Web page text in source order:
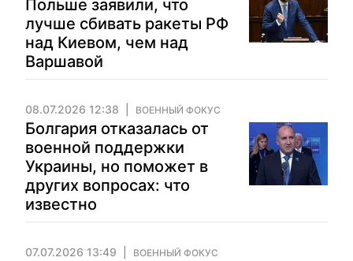
Польше заявили, что
лучше сбивать ракеты РФ
над Киевом, чем над
Варшавой
08.07.2026 12:38 ВОЕННЫЙ ФОКУС
Болгария отказалась от
военной поддержки
Украины, но поможет в
других вопросах: что
известно
07.07.2026 13:49 ВОЕННЫЙ ФОКУС